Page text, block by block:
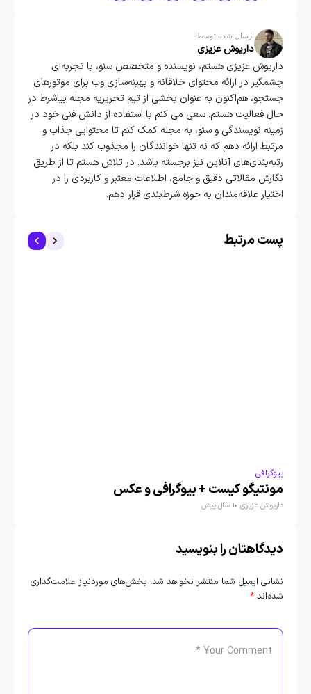
ارسال شده توسط
داریوش عزیزی
داریوش عزیزی هستم، نویسنده و متخصص سئو، با تجربه‌ای
چشمگیر در ارائه محتوای خلاقانه و بهینه‌سازی وب برای موتورهای
جستجو، هم‌اکنون به عنوان بخشی از تیم تحریریه مجله بیاشرط در
حال فعالیت هستم. سعی می کنم با استفاده از دانش فنی خود در
زمینه نویسندگی و سئو، به مجله کمک کنم تا محتوایی جذاب و
مرتبط ارائه دهم که نه تنها خوانندگان را مجذوب کند بلکه در
رتبه‌بندی‌های آنلاین نیز برجسته باشد. در تلاش هستم تا از طریق
نگارش مقالاتی دقیق و جامع، اطلاعات معتبر و کاربردی را در
اختیار علاقه‌مندان به حوزه شرط‌بندی قرار دهم.
پست مرتبط
بیوگرافی
مونتیگو کیست + بیوگرافی و عکس
داریوش عزیزی 1 سال پیش
دیدگاهتان را بنویسید
نشانی ایمیل شما منتشر نخواهد شد. بخش‌های موردنیاز علامت‌گذاری
شده‌اند *